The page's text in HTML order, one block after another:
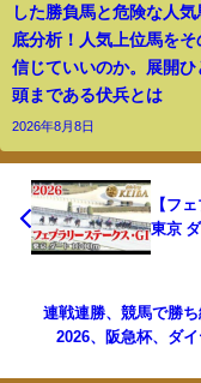
した勝負馬と危険な人気
底分析！人気上位馬をそ
信じていいのか。展開ひ
頭まである伏兵とは
2026年8月8日
【フ
連戦連勝、競馬で勝
2026、阪急杯、ダ